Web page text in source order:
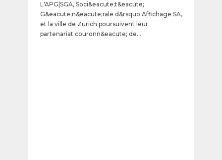
L'APG|SGA, Soci&eacute;t&eacute;
G&eacute;n&eacute;rale d&rsquo;Affichage SA,
et la ville de Zurich poursuivent leur
partenariat couronn&eacute; de